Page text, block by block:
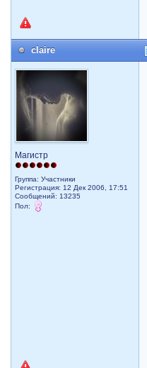
claire
Магистр
Группа: Участники
Регистрация: 12 Дек 2006, 17:51
Сообщений: 13235
Пол: